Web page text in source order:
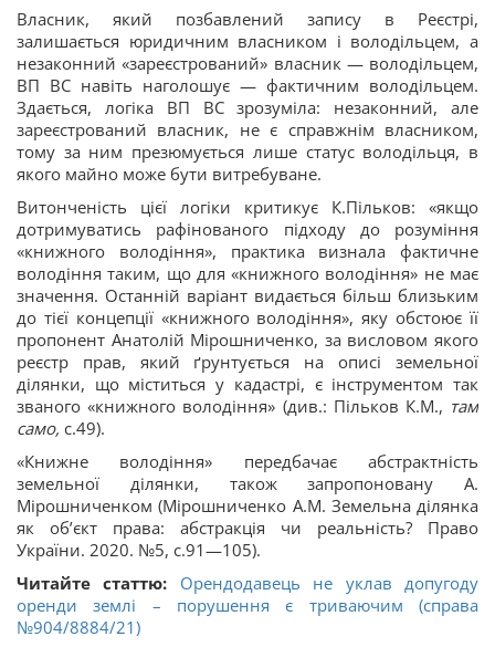
Власник, який позбавлений запису в Реєстрі,
залишається юридичним власником і володільцем, а
незаконний «зареєстрований» власник — володільцем,
ВП ВС навіть наголошує — фактичним володільцем.
Здається, логіка ВП ВС зрозуміла: незаконний, але
зареєстрований власник, не є справжнім власником,
тому за ним презюмується лише статус володільця, в
якого майно може бути витребуване.
Витонченість цієї логіки критикує К.Пільков: «якщо
дотримуватись рафінованого підходу до розуміння
«книжного володіння», практика визнала фактичне
володіння таким, що для «книжного володіння» не має
значення. Останній варіант видається більш близьким
до тієї концепції «книжного володіння», яку обстоює її
пропонент Анатолій Мірошниченко, за висловом якого
реєстр прав, який ґрунтується на описі земельної
ділянки, що міститься у кадастрі, є інструментом так
званого «книжного володіння» (див.: Пільков К.М., там
само, с.49).
«Книжне володіння» передбачає абстрактність
земельної ділянки, також запропоновану А.
Мірошниченком (Мірошниченко А.М. Земельна ділянка
як об’єкт права: абстракція чи реальність? Право
України. 2020. №5, с.91—105).
Читайте статтю: Орендодавець не уклав допугоду
оренди землі – порушення є триваючим (справа
№904/8884/21)